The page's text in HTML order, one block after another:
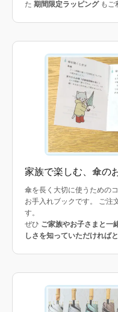
た 期間限定ラッピングもご
家族で楽しむ、傘の
傘を長く大切に使うための
お手入れブックです。 ご注
す。
ぜひ ご家族やお子さまと一
しさを知っていただければ